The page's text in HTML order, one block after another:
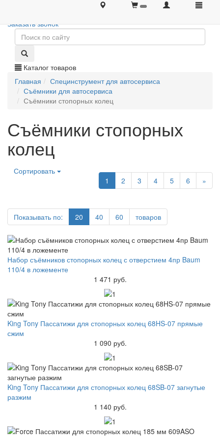
+7 (495) 646-08-66 +7 (495) 646-08-66
Заказать звонок
Каталог товаров
Главная
Специнструмент для автосервиса
Съёмники для автосервиса
Съёмники стопорных колец
Съёмники стопорных
колец
Сортировать
1
2 3 4 5 6 »
Показывать по: 20 40 60 товаров
Набор съёмников стопорных колец с отверстием 4пр Baum
110/4 в ложементе
1 471 руб.
King Tony Пассатижи для стопорных колец 68HS-07 прямые
сжим
1 090 руб.
King Tony Пассатижи для стопорных колец 68SB-07 загнутые
разжим
1 140 руб.